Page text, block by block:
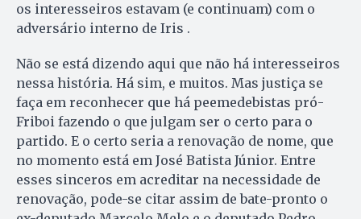
os interesseiros estavam (e continuam) com o
adversário interno de Iris .
Não se está dizendo aqui que não há interesseiros
nessa história. Há sim, e muitos. Mas justiça se
faça em reconhecer que há peemedebistas pró-
Friboi fazendo o que julgam ser o certo para o
partido. E o certo seria a renovação de nome, que
no momento está em José Batista Júnior. Entre
esses sinceros em acreditar na necessidade de
renovação, pode-se citar assim de bate-pronto o